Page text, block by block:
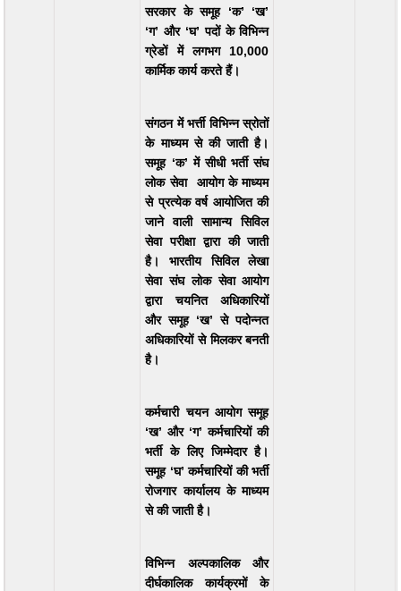
GRIEVANCE AND RTI
EVENT AND NEWS
सरकार के समूह ‘क’ ‘ख’
‘ग’ और ‘घ’ पदों के विभिन्न
ग्रेडों में लगभग 10,000
कार्मिक कार्य करते हैं।
संगठन में भर्त्ती विभिन्न स्रोतों
के माध्यम से की जाती है।
समूह ‘क’ में सीधी भर्ती संघ
लोक सेवा आयोग के माध्यम
से प्रत्येक वर्ष आयोजित की
जाने वाली सामान्य सिविल
सेवा परीक्षा द्वारा की जाती
है। भारतीय सिविल लेखा
सेवा संघ लोक सेवा आयोग
द्वारा चयनित अधिकारियों
और समूह ‘ख’ से पदोन्नत
अधिकारियों से मिलकर बनती
है।
कर्मचारी चयन आयोग समूह
‘ख’ और ‘ग’ कर्मचारियों की
भर्ती के लिए जिम्मेदार है।
समूह ‘घ’ कर्मचारियों की भर्ती
रोजगार कार्यालय के माध्यम
से की जाती है।
विभिन्न अल्पकालिक और
दीर्घकालिक कार्यक्रमों के